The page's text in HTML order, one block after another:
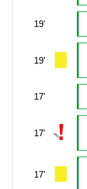
19'
19'
17'
17'
17'